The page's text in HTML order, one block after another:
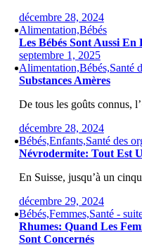
décembre 28, 2024
Alimentation,Bébés
Les Bébés Sont Aussi
septembre 1, 2025
Alimentation,Bébés,Santé
Substances Amères
De tous les goûts connus,
décembre 28, 2024
Bébés,Enfants,Santé des
Névrodermite: Tout Est
En Suisse, jusqu’à un
décembre 29, 2024
Bébés,Femmes,Santé -
Rhumes: Quand Les
Sont Concernés